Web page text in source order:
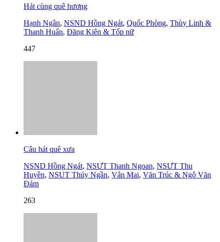
Hát cùng quê hương
Hạnh Ngân, NSND Hồng Ngát, Quốc Phòng, Thùy Linh &
Thanh Huấn, Đăng Kiên & Tốp nữ
447
Câu hát quê xưa
NSND Hồng Ngát, NSƯT Thanh Ngoan, NSƯT Thu
Huyền, NSUT Thúy Ngần, Vân Mai, Văn Trúc & Ngô Văn
Đảm
263